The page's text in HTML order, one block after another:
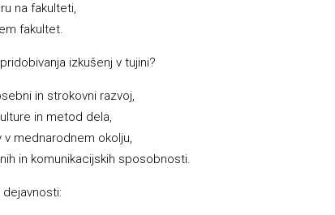
na fakulteti,
fakultet.
izkušenj v tujini?
in strokovni razvoj,
in metod dela,
v mednarodnem okolju,
in komunikacijskih sposobnosti.